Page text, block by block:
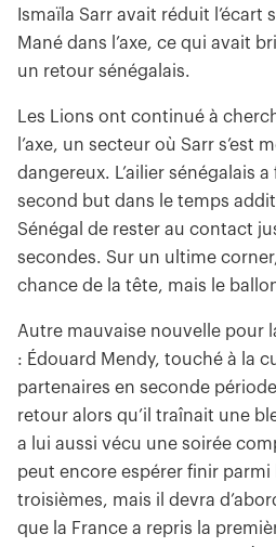
Ismaïla Sarr avait réduit l’écart
Mané dans l’axe, ce qui avait
un retour sénégalais.
Les Lions ont continué à
l’axe, un secteur où Sarr s’est
dangereux. L’ailier sénégalais
second but dans le temps
Sénégal de rester au contact
secondes. Sur un ultime
chance de la tête, mais le
Autre mauvaise nouvelle pour
: Édouard Mendy, touché à la
partenaires en seconde
retour alors qu’il traînait une
a lui aussi vécu une soirée
peut encore espérer finir parmi
troisièmes, mais il devra
que la France a repris la